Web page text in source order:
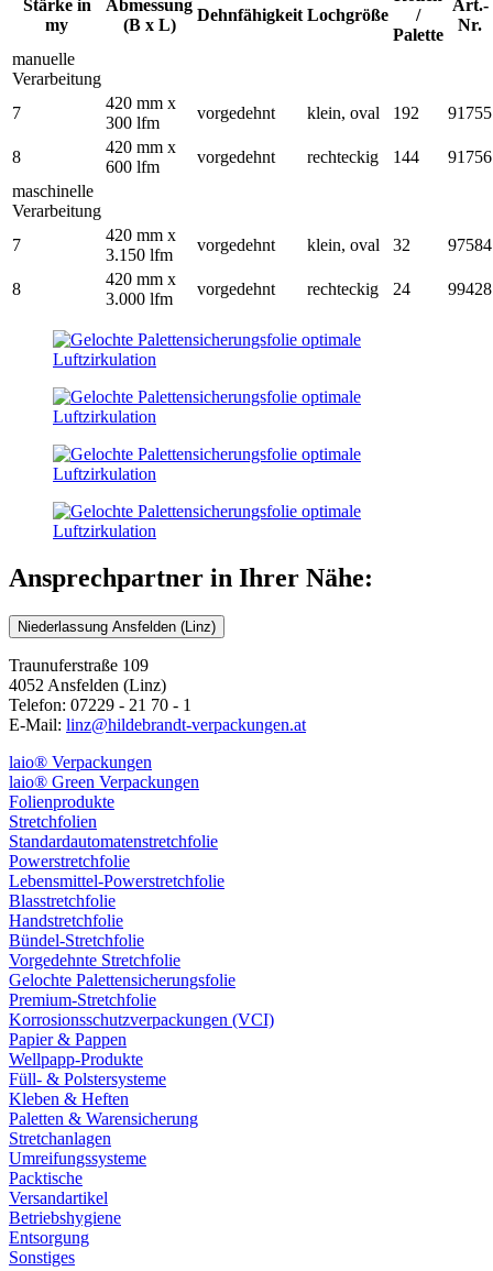
Stärke in
my
Abmessung
(B x L)
Dehnfähigkeit Lochgröße
/
Palette
Art.-
Nr.
manuelle
Verarbeitung
7
420 mm x
300 lfm
vorgedehnt klein, oval 192 91755
8
420 mm x
600 lfm
vorgedehnt rechteckig 144
91756
maschinelle
Verarbeitung
7
420 mm x
3.150 lfm
vorgedehnt klein, oval 32 97584
8
420 mm x
3.000 lfm
vorgedehnt rechteckig 24 99428
Ansprechpartner in Ihrer Nähe:
Niederlassung Ansfelden (Linz)
Traunuferstraße 109
4052 Ansfelden (Linz)
Telefon: 07229 - 21 70 - 1
E-Mail: linz@hildebrandt-verpackungen.at
laio® Verpackungen
laio® Green Verpackungen
Folienprodukte
Stretchfolien
Standardautomatenstretchfolie
Powerstretchfolie
Lebensmittel-Powerstretchfolie
Blasstretchfolie
Handstretchfolie
Bündel-Stretchfolie
Vorgedehnte Stretchfolie
Gelochte Palettensicherungsfolie
Premium-Stretchfolie
Korrosionsschutzverpackungen (VCI)
Papier & Pappen
Wellpapp-Produkte
Füll- & Polstersysteme
Kleben & Heften
Paletten & Warensicherung
Stretchanlagen
Umreifungssysteme
Packtische
Versandartikel
Betriebshygiene
Entsorgung
Sonstiges